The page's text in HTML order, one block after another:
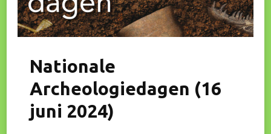
Nationale
Archeologiedagen (16
juni 2024)